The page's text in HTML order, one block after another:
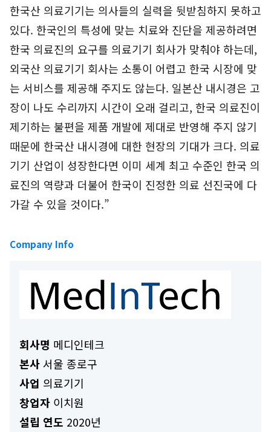
한국산 의료기기는 의사들의 실력을 뒷받침하지 못하고
있다. 한국인의 특성에 맞는 치료와 진단을 제공하려면
한국 의료진의 요구를 의료기기 회사가 맞춰야 하는데,
외국산 의료기기 회사는 소통이 어렵고 한국 시장에 맞
는 서비스를 제공해 주지도 않는다. 일본산 내시경은 고
장이 나도 수리까지 시간이 오래 걸리고, 한국 의료진이
제기하는 불편을 제품 개발에 제대로 반영해 주지 않기
때문에 한국산 내시경에 대한 현장의 기대가 크다. 의료
기기 산업이 성장한다면 이미 세계 최고 수준인 한국 의
료진의 역량과 더불어 한국이 진정한 의료 선진국에 다
가갈 수 있을 것이다.”
Company Info
회사명 메디인테크
본사서울 종로구
사업 의료기기
창업자 이치원
설립 연도 2020년